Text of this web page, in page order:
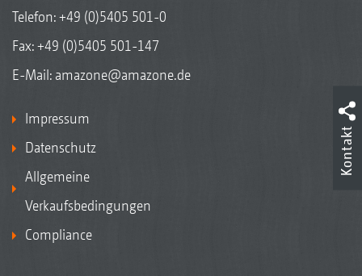
Telefon:+49 (0)5405 501-0
Fax: +49 (0)5405 501-147
E-Mail: amazone@amazone.de
Impressum
Datenschutz
Allgemeine
Verkaufsbedingungen
Compliance
Kontakt